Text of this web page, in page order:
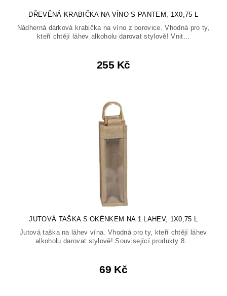
DŘEVĚNÁ KRABIČKA NA VÍNO S PANTEM, 1X0,75 L
Nádherná dárková krabička na víno z borovice. Vhodná pro ty,
kteří chtějí láhev alkoholu darovat stylově! Vnit...
255 Kč
JUTOVÁ TAŠKA S OKÉNKEM NA 1 LAHEV, 1X0,75 L
Jutová taška na láhev vína. Vhodná pro ty, kteří chtějí láhev
alkoholu darovat stylově! Související produkty 8...
69 Kč